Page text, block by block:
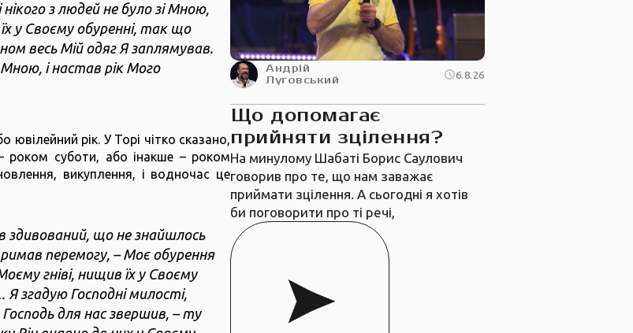
з людей не було зі Мною,
у Своєму обуренні, так що
весь Мій одяг Я заплямував.
і настав рік Мого
ювілейний рік. У Торі чітко сказано,
роком суботи, або інакше – роком
викуплення, і водночас це
здивований, що не знайшлось
перемогу, – Моє обурення
гніві, нищив їх у Своєму
згадую Господні милості,
для нас звершив, – ту
Андрій
Луговський
6.8.26
Що допомагає
прийняти зцілення?
На минулому Шабаті Борис Саулович
говорив про те, що нам заважає
приймати зцілення. А сьогодні я хотів
би поговорити про ті речі,